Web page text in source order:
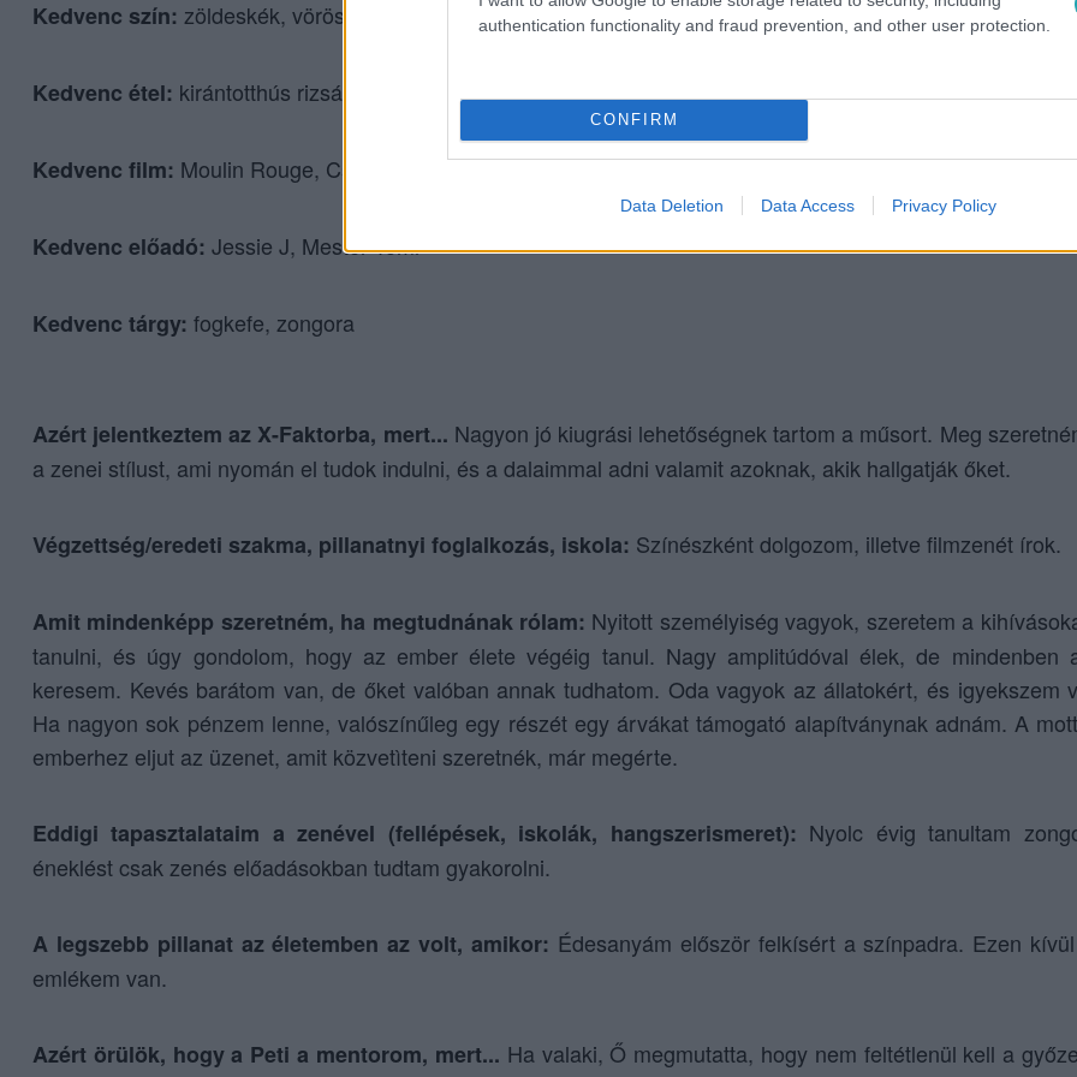
authentication functionality and fraud prevention, and other user protection.
CONFIRM
Data Deletion Data Access Privacy Policy
Kedvenc szín: zöldeskék, vörös
Kedvenc étel: kirántotthús rizsával, görög fetasajtos csirkeragu, banán
Kedvenc film: Moulin Rouge, Csillagok közt
Kedvenc előadó: Jessie J, Mester Tomi
Kedvenc tárgy: fogkefe, zongora
Azért jelentkeztem az X-Faktorba, mert... Nagyon jó kiugrási lehetőségnek tartom a műsort. Meg
a zenei stílust, ami nyomán el tudok indulni, és a dalaimmal adni valamit azoknak, akik hallgatják őket.
Végzettség/eredeti szakma, pillanatnyi foglalkozás, iskola: Színészként dolgozom, illetve filmzenét írok.
Amit mindenképp szeretném, ha megtudnának rólam: Nyitott személyiség vagyok, szeretem a
tanulni, és úgy gondolom, hogy az ember élete végéig tanul. Nagy amplitúdóval élek, de mindenben
keresem. Kevés barátom van, de őket valóban annak tudhatom. Oda vagyok az állatokért, és igyekszem
Ha nagyon sok pénzem lenne, valószínűleg egy részét egy árvákat támogató alapítványnak adnám. A
emberhez eljut az üzenet, amit közvetìteni szeretnék, már megérte.
Eddigi tapasztalataim a zenével (fellépések, iskolák, hangszerismeret): Nyolc évig tanultam
éneklést csak zenés előadásokban tudtam gyakorolni.
A legszebb pillanat az életemben az volt, amikor: Édesanyám először felkísért a színpadra. Ezen
emlékem van.
Azért örülök, hogy a Peti a mentorom, mert... Ha valaki, Ő megmutatta, hogy nem feltétlenül kell a